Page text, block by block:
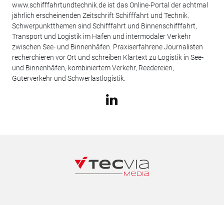
www.schifffahrtundtechnik.de ist das Online-Portal der achtmal
jährlich erscheinenden Zeitschrift Schifffahrt und Technik.
Schwerpunktthemen sind Schifffahrt und Binnenschifffahrt,
Transport und Logistik im Hafen und intermodaler Verkehr
zwischen See- und Binnenhäfen. Praxiserfahrene Journalisten
recherchieren vor Ort und schreiben Klartext zu Logistik in See-
und Binnenhäfen, kombiniertem Verkehr, Reedereien,
Güterverkehr und Schwerlastlogistik.